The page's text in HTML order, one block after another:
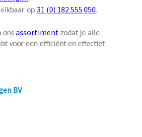
op 31 (0) 182 555 050.
ons assortiment zodat je alle
voor een efficiënt en effectief
BV